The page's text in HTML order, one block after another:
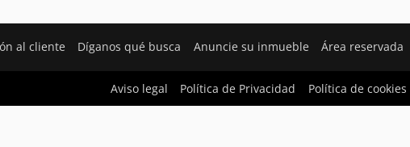
al cliente Díganos qué busca Anuncie su inmueble Área reservada
Aviso legal Política de Privacidad Política de cookies